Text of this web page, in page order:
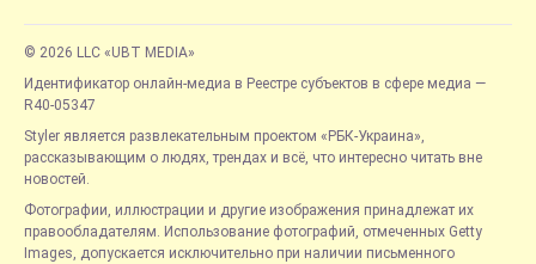
© 2026 LLC «UBT MEDIA»
Идентификатор онлайн-медиа в Реестре субъектов в сфере медиа —
R40-05347
Styler является развлекательным проектом «РБК-Украина»,
рассказывающим о людях, трендах и всё, что интересно читать вне
новостей.
Фотографии, иллюстрации и другие изображения принадлежат их
правообладателям. Использование фотографий, отмеченных Getty
Images, допускается исключительно при наличии письменного